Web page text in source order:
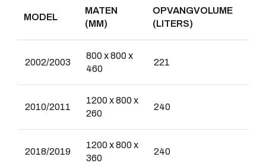
MODEL
MATEN
(MM)
OPVANGVOLUME
(LITERS)
2002/2003
800 x 800 x
460
221
2010/2011
1200 x 800 x
260
240
2018/2019
1200 x 800 x
360
240